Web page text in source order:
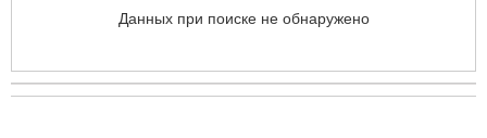
Данных при поиске не обнаружено